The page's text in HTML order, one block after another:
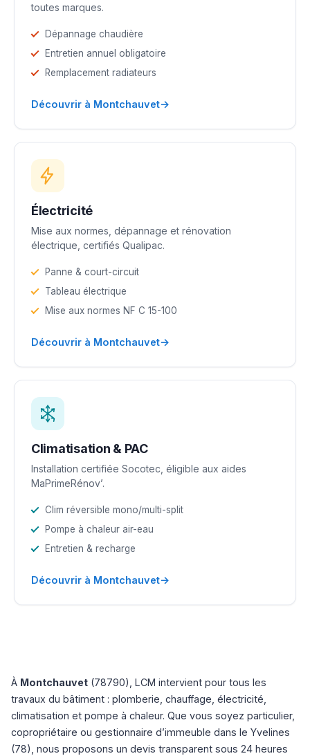
toutes marques.
Dépannage chaudière
Entretien annuel obligatoire
Remplacement radiateurs
Découvrir à Montchauvet→
Électricité
Mise aux normes, dépannage et rénovation
électrique, certifiés Qualipac.
Panne & court-circuit
Tableau électrique
Mise aux normes NF C 15-100
Découvrir à Montchauvet→
Climatisation & PAC
Installation certifiée Socotec, éligible aux aides
MaPrimeRénov’.
Clim réversible mono/multi-split
Pompe à chaleur air-eau
Entretien & recharge
Découvrir à Montchauvet→
À Montchauvet (78790), LCM intervient pour tous les
travaux du bâtiment : plomberie, chauffage, électricité,
climatisation et pompe à chaleur. Que vous soyez particulier,
copropriétaire ou gestionnaire d’immeuble dans le Yvelines
(78), nous proposons un devis transparent sous 24 heures